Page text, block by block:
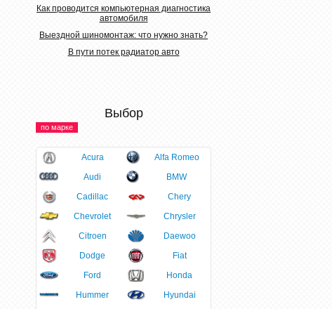
Как проводится компьютерная диагностика
автомобиля
Выездной шиномонтаж: что нужно знать?
В пути потек радиатор авто
Выбор
по марке
Acura
Alfa Romeo
Audi
BMW
Cadillac
Chery
Chevrolet
Chrysler
Citroen
Daewoo
Dodge
Fiat
Ford
Honda
Hummer
Hyundai